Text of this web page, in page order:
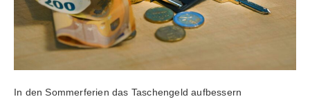
In den Sommerferien das Taschengeld aufbessern